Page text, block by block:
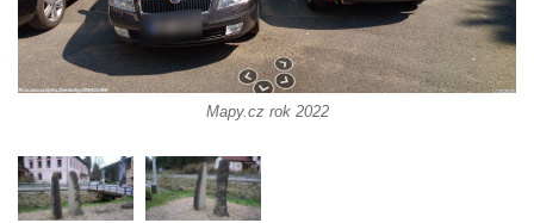
kostela svatého Mikuláše v Českých
Budějovicích
Socha svatého Jana Nepomuckého u
kostela svaté Rodiny v Českých
Socha S tebou v parku na Senovážném
náměstí v Českých Budějovicích
Mapy.cz rok 2022